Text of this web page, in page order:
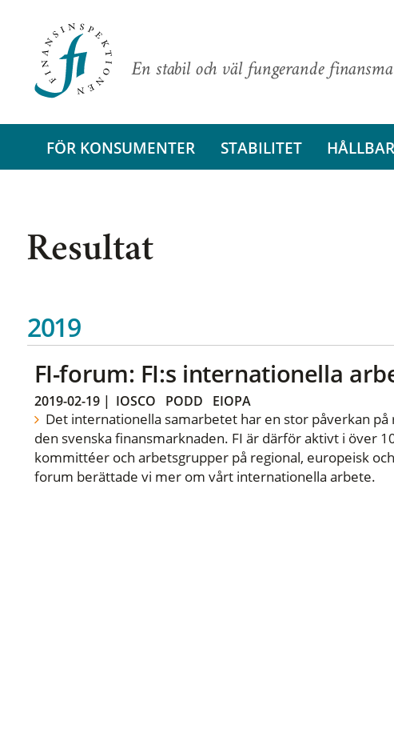
En stabil och väl fungerande
FÖR KONSUMENTER STABILITET
Resultat
2019
FI-forum: FI:s internationella
2019-02-19| IOSCO PODD EIOPA
Det internationella samarbetet har en stor påverkan
den svenska finansmarknaden. FI är därför aktivt i över
kommittéer och arbetsgrupper på regional, europeisk
forum berättade vi mer om vårt internationella arbete.